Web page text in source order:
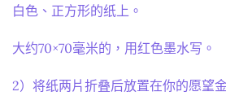
白色、正方形的纸上。
大约70×70毫米的，用红色墨水写。
2）将纸两片折叠后放置在你的愿望